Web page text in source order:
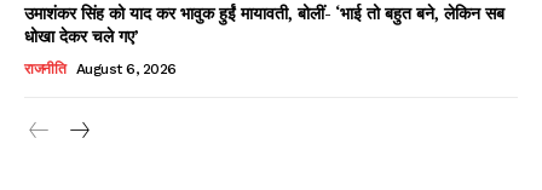
Read Latest News on AIN
उमाशंकर सिंह को याद कर भावुक हुईं मायावती, बोलीं- ‘भाई तो बहुत बने, लेकिन सब
धोखा देकर चले गए’
राजनीति August 6, 2026